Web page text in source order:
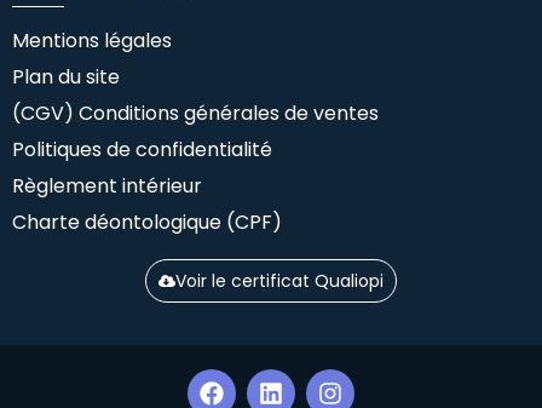
Mentions légales
Plan du site
(CGV) Conditions générales de ventes
Politiques de confidentialité
Règlement intérieur
Charte déontologique (CPF)
Voir le certificat Qualiopi